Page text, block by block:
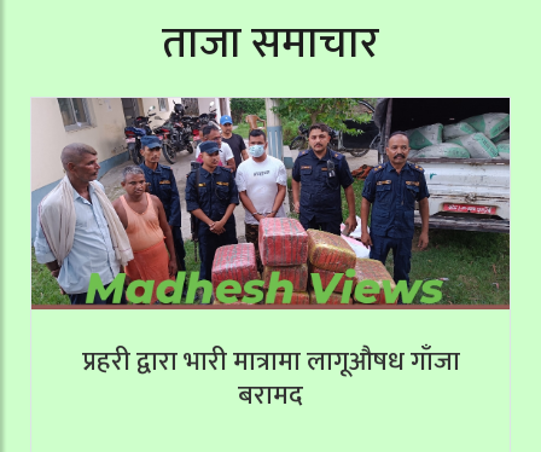
ताजा समाचार
प्रहरी द्वारा भारी मात्रामा लागूऔषध गाँजा
बरामद